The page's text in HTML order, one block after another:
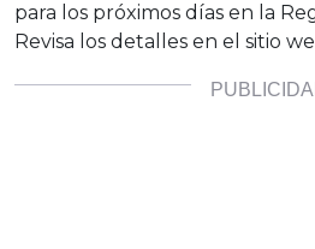
para los próximos días en la
Revisa los detalles en el sitio